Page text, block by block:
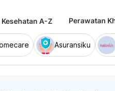
Kesehatan A-Z Perawatan
Asuransiku